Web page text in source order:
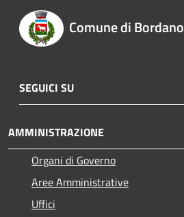
Comune di Bordano
SEGUICI SU
AMMINISTRAZIONE
Organi di Governo
Aree Amministrative
Uffici